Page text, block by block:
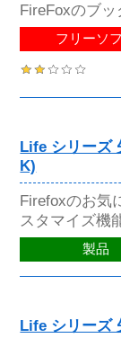
FireFoxのブ
フリーソ
Life シリーズ
K)
Firefoxのお気
スタマイズ機
製品
Life シリーズ